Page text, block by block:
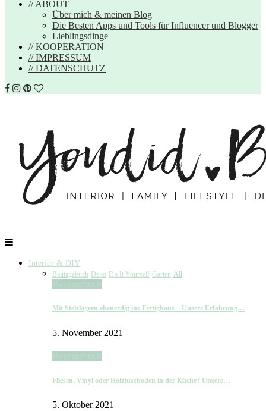
// ABOUT
Über mich & meinen Blog
Die Besten Apps und Tools für Influencer und Blogger
Lieblingsdinge
// KOOPERATION
// IMPRESSUM
// DATENSCHUTZ
Interior & DIY
Bautagebuch Deko Do It Yourself Garten All
Mit Stelzlagern ebenerdig ins Fertighaus – Unsere Erfahrung…
5. November 2021
Fliesen, Vinyl oder Holzfussboden in der Küche? Unsere…
5. Oktober 2021